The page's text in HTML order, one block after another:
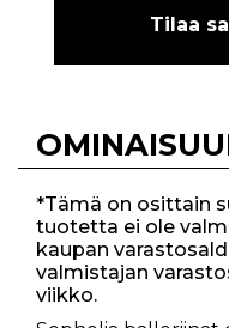
Tilaa
*Tämä on osittain
tuotetta ei ole
kaupan
valmistajan
viikko.